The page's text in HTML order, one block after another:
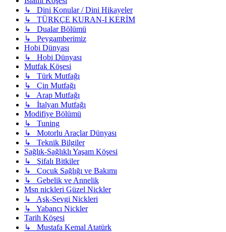
↳ Dini Konular / Dini Hikayeler
↳ TÜRKÇE KURAN-I KERİM
↳ Dualar Bölümü
↳ Peygamberimiz
Hobi Dünyası
↳ Hobi Dünyası
Mutfak Köşesi
↳ Türk Mutfağı
↳ Çin Mutfağı
↳ Arap Mutfağı
↳ İtalyan Mutfağı
Modifiye Bölümü
↳ Tuning
↳ Motorlu Araçlar Dünyası
↳ Teknik Bilgiler
Sağlık-Sağlıklı Yaşam Köşesi
↳ Şifalı Bitkiler
↳ Çocuk Sağlığı ve Bakımı
↳ Gebelik ve Annelik
Msn nickleri Güzel Nickler
↳ Aşk-Sevgi Nickleri
↳ Yabancı Nickler
Tarih Köşesi
↳ Mustafa Kemal Atatürk